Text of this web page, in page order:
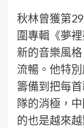
秋林曾獲第
圍專輯《夢
新的音樂風
流暢。他特
籌備到把每
隊的消極，
的也是越來